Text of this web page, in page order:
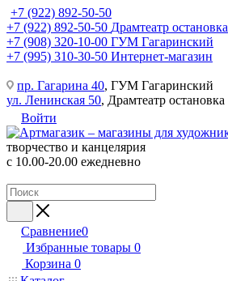
+7 (922) 892-50-50
+7 (922) 892-50-50 Драмтеатр остановка
+7 (908) 320-10-00 ГУМ Гагаринский
+7 (995) 310-30-50 Интернет-магазин
пр. Гагарина 40, ГУМ Гагаринский
ул. Ленинская 50, Драмтеатр остановка
Войти
творчество и канцелярия
с 10.00-20.00 ежедневно
Сравнение0
Избранные товары 0
Корзина 0